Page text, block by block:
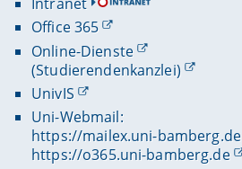
Office 365
Online-Dienste
(Studierendenkanzlei)
UnivIS
Uni-Webmail:
https://mailex.uni-bamberg.de
https://o365.uni-bamberg.de